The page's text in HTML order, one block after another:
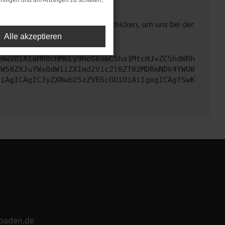
Du kannst uns diesen Text schicken, um uns bei der
Alle akzeptieren